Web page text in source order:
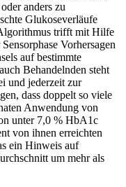
anders zu
Glukoseverläufe
trifft mit Hilfe
Vorhersagen
auf bestimmte
Behandelnden steht
und jederzeit zur
dass doppelt so viele
Anwendung von
unter 7,0 % HbA1c
von ihnen erreichten
ein Hinweis auf
um mehr als